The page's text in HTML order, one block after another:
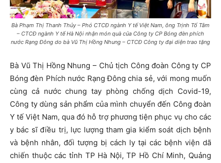
Bà Phạm Thị Thanh Thủy – Phó CTCĐ ngành Y tế Việt Nam, ông Trịnh Tố Tâm
– CTCĐ ngành Y tế Hà Nội nhận món quà của Công ty CP Bóng đèn phích
nước Rạng Đông do bà Vũ Thị Hồng Nhung – CTCĐ Công ty đại diện trao tặng
Bà Vũ Thị Hồng Nhung – Chủ tịch Công đoàn Công ty CP
Bóng đèn Phích nước Rạng Đông chia sẻ, với mong muốn
cùng cả nước chung tay phòng chống dịch Covid-19,
Công ty dùng sản phẩm của mình chuyển đến Công đoàn
Y tế Việt Nam, qua đó hỗ trợ phương tiện phục vụ cho các
y bác sĩ điều trị, lực lượng tham gia kiểm soát dịch bệnh
và bệnh nhân, đối tượng bị cách ly tại các bệnh viện dã
chiến thuộc các tỉnh TP Hà Nội, TP Hồ Chí Minh, Quảng